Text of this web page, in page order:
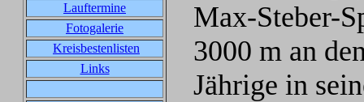
Lauftermine
Fotogalerie
Kreisbestenlisten
Links
Max-Steber-
3000 m an
Jährige in